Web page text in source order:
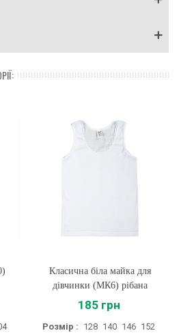
Класична біла майка для
дівчинки (МК6) рібана
185 грн
Розмір : 128 140 146 152